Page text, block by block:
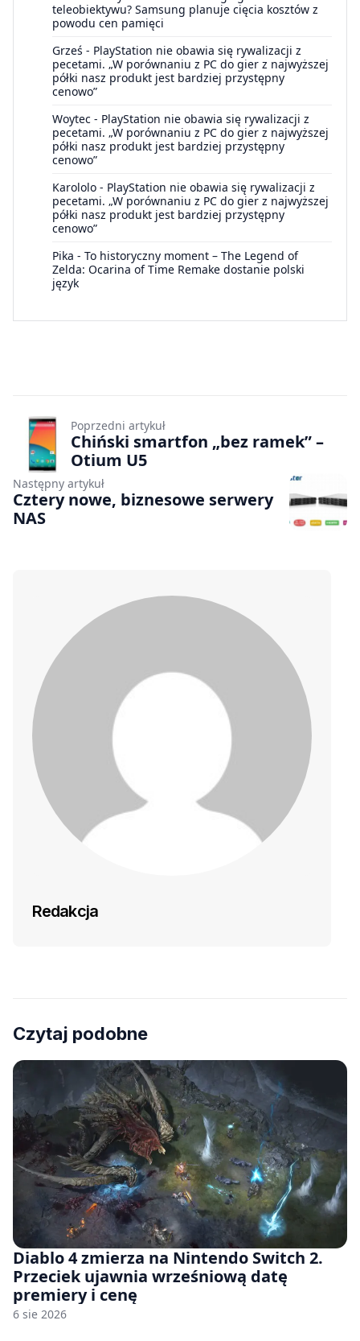
teleobiektywu? Samsung planuje cięcia kosztów z
powodu cen pamięci
Grześ - PlayStation nie obawia się rywalizacji z
pecetami. „W porównaniu z PC do gier z najwyższej
półki nasz produkt jest bardziej przystępny
cenowo”
Woytec - PlayStation nie obawia się rywalizacji z
pecetami. „W porównaniu z PC do gier z najwyższej
półki nasz produkt jest bardziej przystępny
cenowo”
Karololo - PlayStation nie obawia się rywalizacji z
pecetami. „W porównaniu z PC do gier z najwyższej
półki nasz produkt jest bardziej przystępny
cenowo”
Pika - To historyczny moment – The Legend of
Zelda: Ocarina of Time Remake dostanie polski
język
Poprzedni artykuł
Chiński smartfon „bez ramek” –
Otium U5
Następny artykuł
Cztery nowe, biznesowe serwery
NAS
Redakcja
Czytaj podobne
Diablo 4 zmierza na Nintendo Switch 2.
Przeciek ujawnia wrześniową datę
premiery i cenę
6 sie 2026